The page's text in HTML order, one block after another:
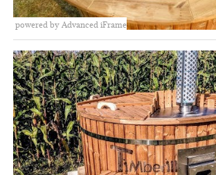
powered by Advanced iFrame